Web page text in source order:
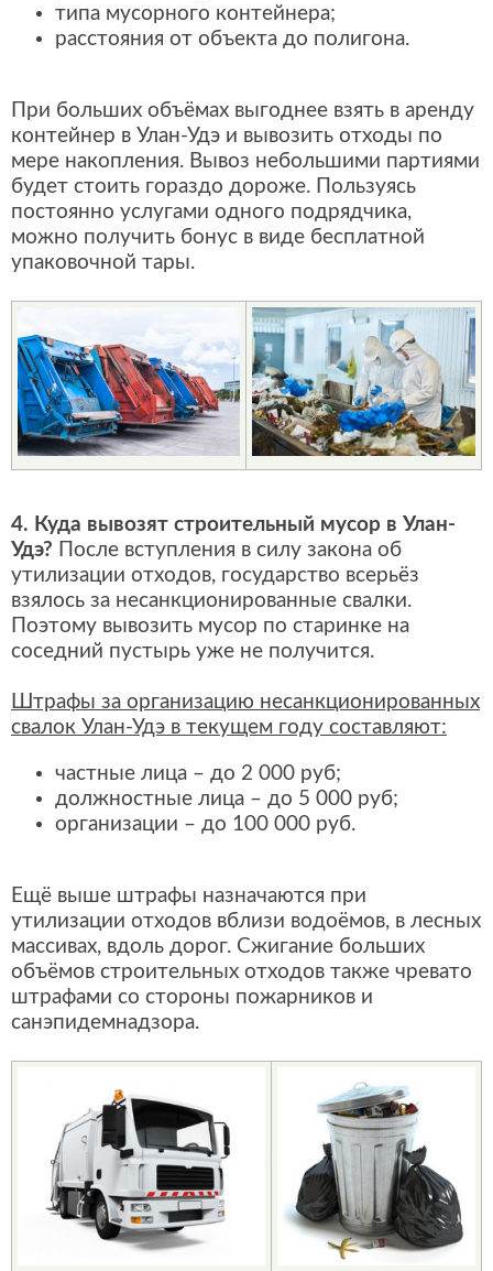
типа мусорного контейнера;
расстояния от объекта до полигона.
При больших объёмах выгоднее взять в аренду
контейнер в Улан-Удэ и вывозить отходы по
мере накопления. Вывоз небольшими партиями
будет стоить гораздо дороже. Пользуясь
постоянно услугами одного подрядчика,
можно получить бонус в виде бесплатной
упаковочной тары.
4. Куда вывозят строительный мусор в Улан-
Удэ? После вступления в силу закона об
утилизации отходов, государство всерьёз
взялось за несанкционированные свалки.
Поэтому вывозить мусор по старинке на
соседний пустырь уже не получится.
Штрафы за организацию несанкционированных
свалок Улан-Удэ в текущем году составляют:
частные лица – до 2 000 руб;
должностные лица – до 5 000 руб;
организации – до 100 000 руб.
Ещё выше штрафы назначаются при
утилизации отходов вблизи водоёмов, в лесных
массивах, вдоль дорог. Сжигание больших
объёмов строительных отходов также чревато
штрафами со стороны пожарников и
санэпидемнадзора.